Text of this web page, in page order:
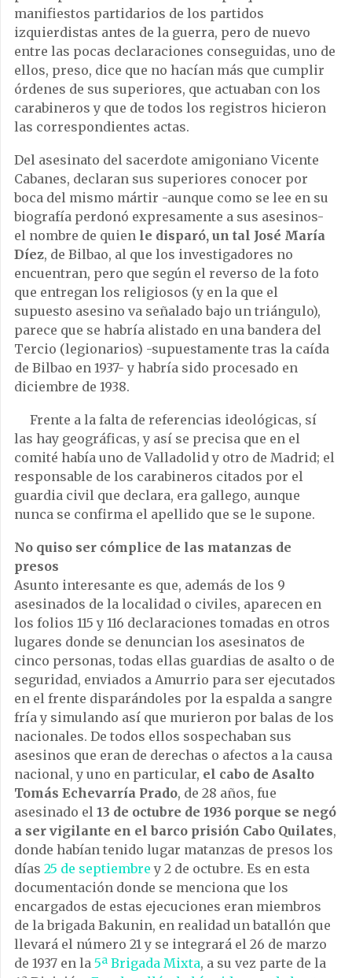
manifiestos partidarios de los partidos
izquierdistas antes de la guerra, pero de nuevo
entre las pocas declaraciones conseguidas, uno de
ellos, preso, dice que no hacían más que cumplir
órdenes de sus superiores, que actuaban con los
carabineros y que de todos los registros hicieron
las correspondientes actas.
Del asesinato del sacerdote amigoniano Vicente
Cabanes, declaran sus superiores conocer por
boca del mismo mártir -aunque como se lee en su
biografía perdonó expresamente a sus asesinos-
el nombre de quien le disparó, un tal José María
Díez, de Bilbao, al que los investigadores no
encuentran, pero que según el reverso de la foto
que entregan los religiosos (y en la que el
supuesto asesino va señalado bajo un triángulo),
parece que se habría alistado en una bandera del
Tercio (legionarios) -supuestamente tras la caída
de Bilbao en 1937- y habría sido procesado en
diciembre de 1938.
Frente a la falta de referencias ideológicas, sí
las hay geográficas, y así se precisa que en el
comité había uno de Valladolid y otro de Madrid; el
responsable de los carabineros citados por el
guardia civil que declara, era gallego, aunque
nunca se confirma el apellido que se le supone.
No quiso ser cómplice de las matanzas de
presos
Asunto interesante es que, además de los 9
asesinados de la localidad o civiles, aparecen en
los folios 115 y 116 declaraciones tomadas en otros
lugares donde se denuncian los asesinatos de
cinco personas, todas ellas guardias de asalto o de
seguridad, enviados a Amurrio para ser ejecutados
en el frente disparándoles por la espalda a sangre
fría y simulando así que murieron por balas de los
nacionales. De todos ellos sospechaban sus
asesinos que eran de derechas o afectos a la causa
nacional, y uno en particular, el cabo de Asalto
Tomás Echevarría Prado, de 28 años, fue
asesinado el 13 de octubre de 1936 porque se negó
a ser vigilante en el barco prisión Cabo Quilates,
donde habían tenido lugar matanzas de presos los
días 25 de septiembre y 2 de octubre. Es en esta
documentación donde se menciona que los
encargados de estas ejecuciones eran miembros
de la brigada Bakunin, en realidad un batallón que
llevará el número 21 y se integrará el 26 de marzo
de 1937 en la 5ª Brigada Mixta, a su vez parte de la